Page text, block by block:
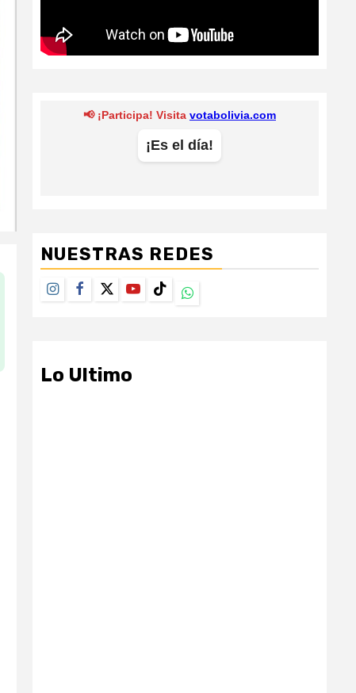
NUESTRAS REDES
Instagram
Facebook
TwitterYoutubeTikTokWhatsapp
Lo Ultimo